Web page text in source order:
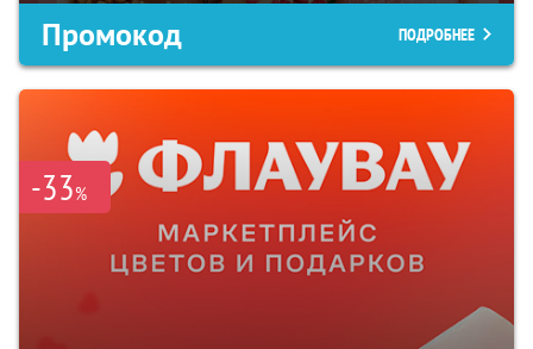
Промокод ПОДРОБНЕЕ
-33%